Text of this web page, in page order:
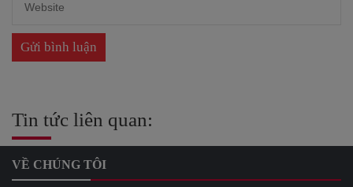
Tin tức liên quan:
VỀ CHÚNG TÔI